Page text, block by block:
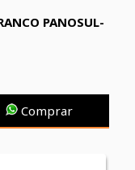
PANOSUL-
Comprar